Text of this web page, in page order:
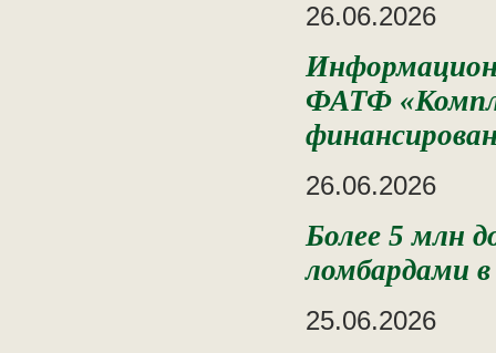
26.06.2026
ФАТФ
26.06.2026
Более 5 млн
ломбардами в
25.06.2026